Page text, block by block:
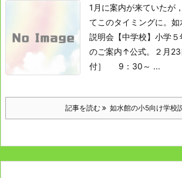
1月に案内が来ていたが
てこのタイミングに。 如
説明会 【中学校】小学
のご案内↑公式。 ２月23
付］ 9：30～ ...
記事を読む 如水館の小5向け学校